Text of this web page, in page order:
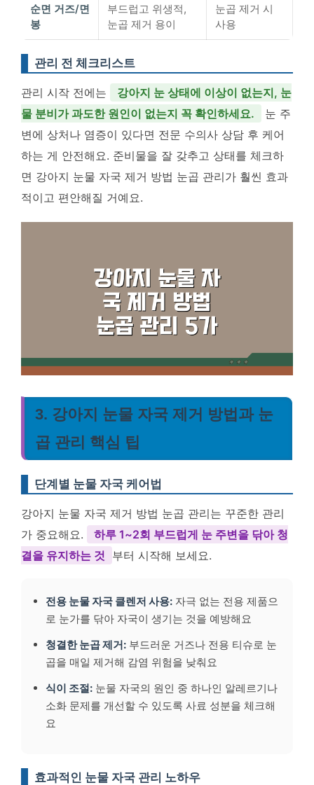
순면 거즈/면
봉
부드럽고 위생적,
눈곱 제거 용이
눈곱 제거 시
사용
관리 전 체크리스트
관리 시작 전에는
강아지 눈 상태에 이상이 없는지, 눈
물 분비가 과도한 원인이 없는지 꼭 확인하세요.
눈 주
변에 상처나 염증이 있다면 전문 수의사 상담 후 케어
하는 게 안전해요. 준비물을 잘 갖추고 상태를 체크하
면 강아지 눈물 자국 제거 방법 눈곱 관리가 훨씬 효과
적이고 편안해질 거예요.
3. 강아지 눈물 자국 제거 방법과 눈
곱 관리 핵심 팁
단계별 눈물 자국 케어법
강아지 눈물 자국 제거 방법 눈곱 관리는 꾸준한 관리
가 중요해요.
하루 1~2회 부드럽게 눈 주변을 닦아 청
결을 유지하는 것 부터 시작해 보세요.
전용 눈물 자국 클렌저 사용: 자극 없는 전용 제품으
로 눈가를 닦아 자국이 생기는 것을 예방해요
청결한 눈곱 제거: 부드러운 거즈나 전용 티슈로 눈
곱을 매일 제거해 감염 위험을 낮춰요
식이 조절: 눈물 자국의 원인 중 하나인 알레르기나
소화 문제를 개선할 수 있도록 사료 성분을 체크해
요
효과적인 눈물 자국 관리 노하우